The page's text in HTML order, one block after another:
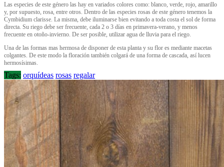
Las especies de este género las hay en variados colores como: blanco, verde, rojo, amarillo
y, por supuesto, rosa, entre otros. Dentro de las especies rosas de este género tenemos la
Cymbidium clarisse. La misma, debe iluminarse bien evitando a toda costa el sol de forma
directa. Su riego debe ser frecuente, cada 2 o 3 días en primavera-verano, y menos
frecuente en otoño-invierno. De ser posible, utilizar agua de lluvia para el riego.
Una de las formas mas hermosa de disponer de esta planta y su flor es mediante macetas
colgantes. De este modo la floración también colgará de una forma de cascada, así lucen
hermosísimas.
Tags: orquídeas rosas regalar